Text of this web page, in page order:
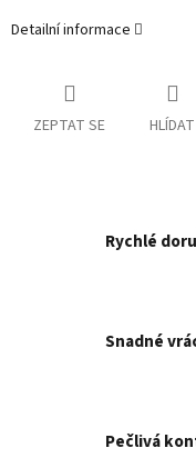
Detailní informace
ZEPTAT SE HLÍDAT
Rychlé
Snadné
Pečlivá